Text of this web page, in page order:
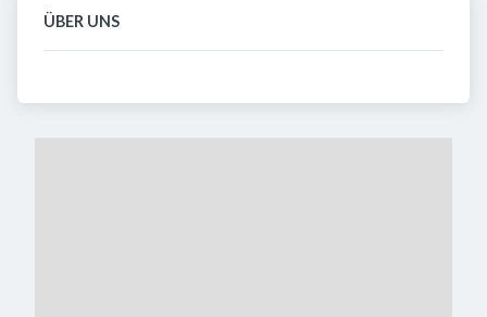
ÜBER UNS